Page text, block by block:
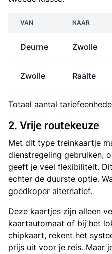
VAN NAAR
Deurne Zwolle
Zwolle Raalte
Totaal aantal
2. Vrije routekeuze
Met dit type treinkaartje
dienstregeling gebruiken,
geeft je veel flexibiliteit.
echter de duurste optie.
goedkoper alternatief.
Deze kaartjes zijn alleen
kaartautomaat of bij het
chipkaart, rekent het
prijs uit voor je reis. Maar